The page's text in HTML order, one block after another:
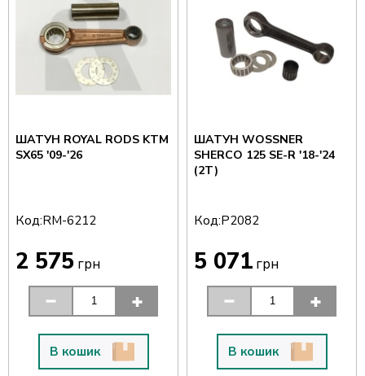
ШАТУН ROYAL RODS KTM
SX65 '09-'26
Код:RM-6212
2 575 грн
В кошик
ШАТУН WOSSNER
SHERCO 125 SE-R '18-'24
(2T)
Код:P2082
5 071 грн
В кошик